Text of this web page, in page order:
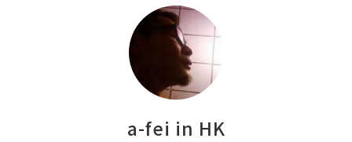
a-fei in HK